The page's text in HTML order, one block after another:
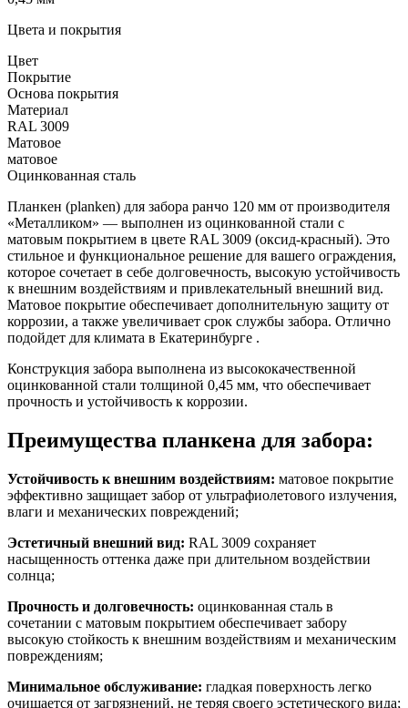
Цвета и покрытия
Цвет
Покрытие
Основа покрытия
Материал
RAL 3009
Матовое
матовое
Оцинкованная сталь
Планкен (planken) для забора ранчо 120 мм от производителя
«Металликом» — выполнен из оцинкованной стали с
матовым покрытием в цвете RAL 3009 (оксид-красный). Это
стильное и функциональное решение для вашего ограждения,
которое сочетает в себе долговечность, высокую устойчивость
к внешним воздействиям и привлекательный внешний вид.
Матовое покрытие обеспечивает дополнительную защиту от
коррозии, а также увеличивает срок службы забора. Отлично
подойдет для климата в Екатеринбурге .
Конструкция забора выполнена из высококачественной
оцинкованной стали толщиной 0,45 мм, что обеспечивает
прочность и устойчивость к коррозии.
Преимущества планкена для забора:
Устойчивость к внешним воздействиям: матовое покрытие
эффективно защищает забор от ультрафиолетового излучения,
влаги и механических повреждений;
Эстетичный внешний вид: RAL 3009 сохраняет
насыщенность оттенка даже при длительном воздействии
солнца;
Прочность и долговечность: оцинкованная сталь в
сочетании с матовым покрытием обеспечивает забору
высокую стойкость к внешним воздействиям и механическим
повреждениям;
Минимальное обслуживание: гладкая поверхность легко
очищается от загрязнений, не теряя своего эстетического вида;